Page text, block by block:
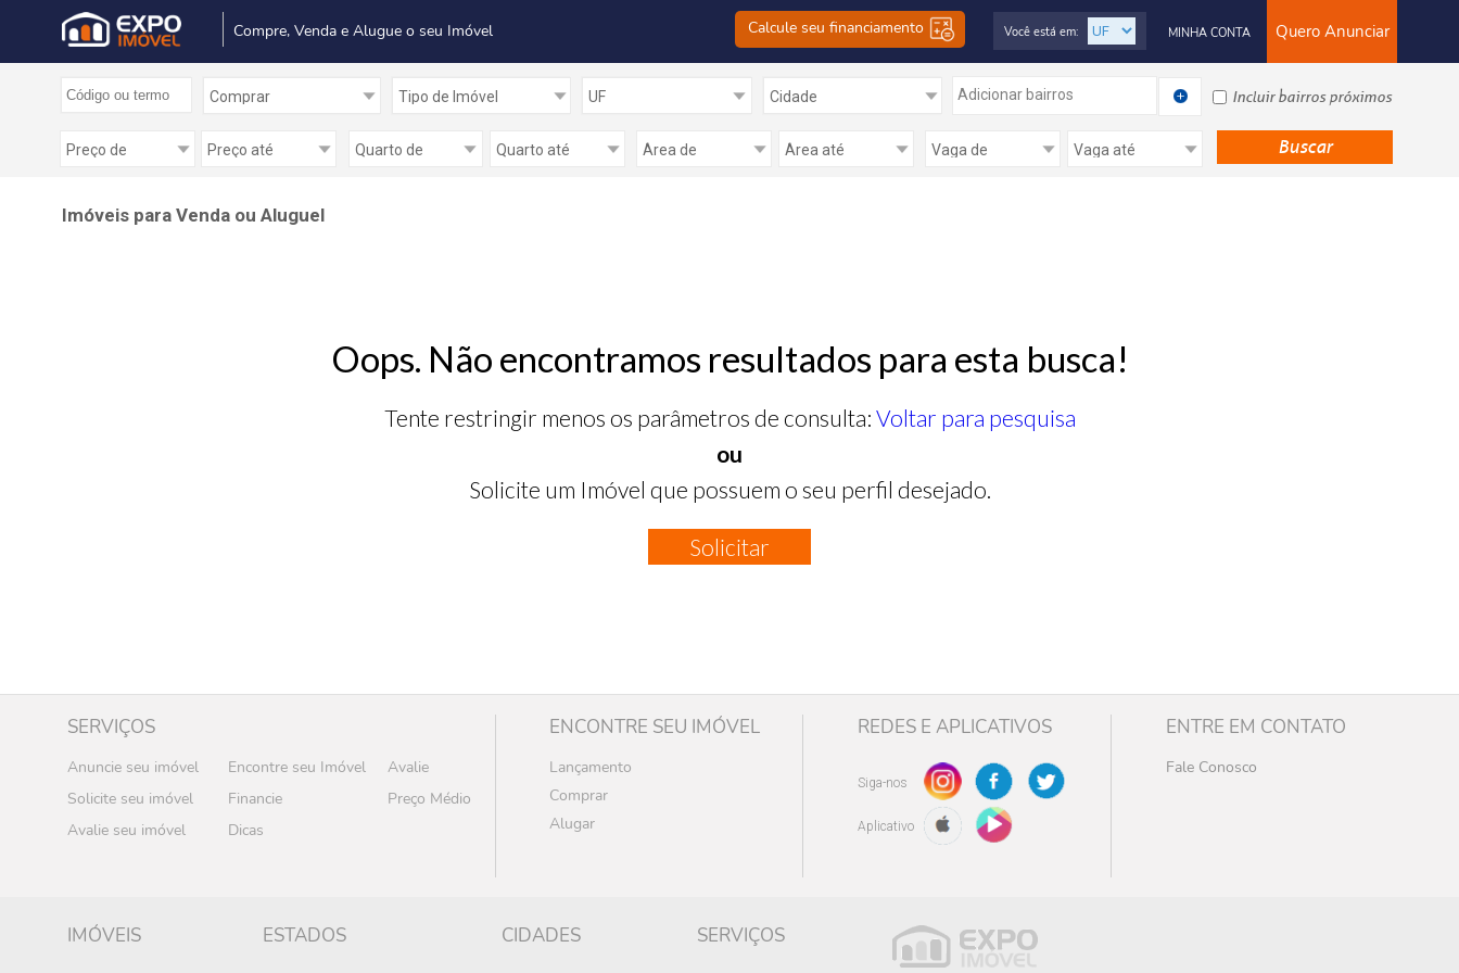
Compre, Venda e Alugue o seu Imóvel Calcule seu financiamento Quero Anunciar
MINHA CONTA
Você está em:
Adicionar bairros Incluir bairros próximos
Imóveis para Venda ou Aluguel
Oops. Não encontramos resultados para esta busca!
Tente restringir menos os parâmetros de consulta: Voltar para pesquisa
ou
Solicite um Imóvel que possuem o seu perfil desejado.
Solicitar
SERVIÇOS
Anuncie seu imóvel Encontre seu Imóvel
Avalie
Solicite seu imóvel
Financie
Preço Médio
Avalie seu imóvel
Dicas
ENCONTRE SEU IMÓVEL
Lançamento
Comprar
Alugar
REDES E APLICATIVOS
Siga-nos
Aplicativo
ENTRE EM CONTATO
Fale Conosco
IMÓVEIS ESTADOS CIDADES SERVIÇOS